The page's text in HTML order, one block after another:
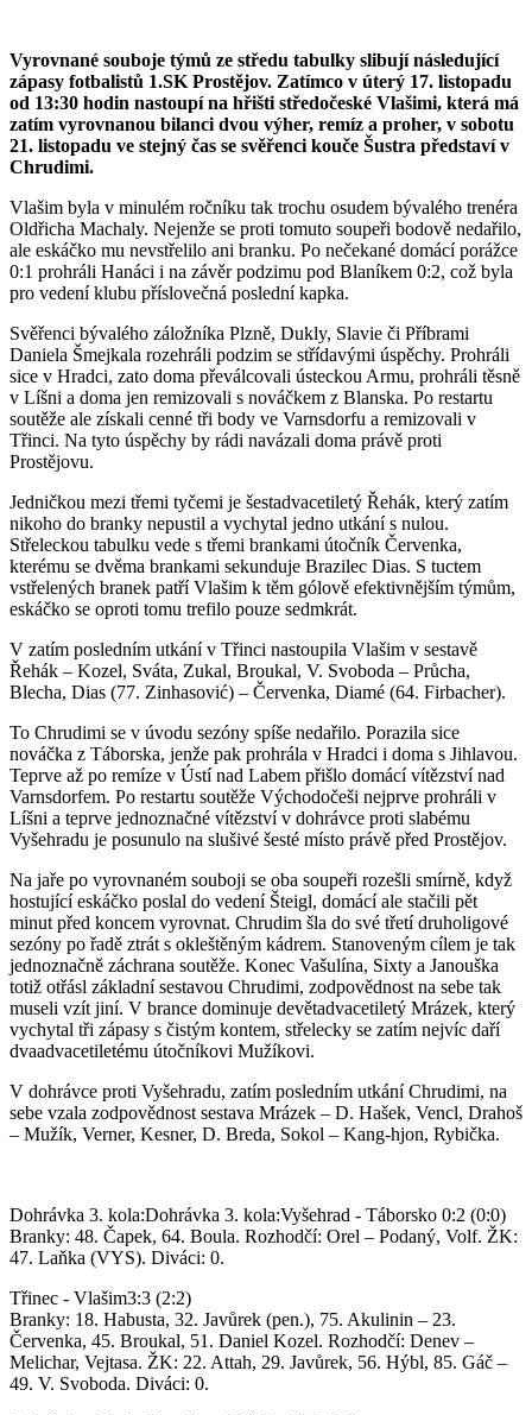
Vyrovnané souboje týmů ze středu tabulky slibují následující
zápasy fotbalistů 1.SK Prostějov. Zatímco v úterý 17. listopadu
od 13:30 hodin nastoupí na hřišti středočeské Vlašimi, která má
zatím vyrovnanou bilanci dvou výher, remíz a proher, v sobotu
21. listopadu ve stejný čas se svěřenci kouče Šustra představí v
Chrudimi.
Vlašim byla v minulém ročníku tak trochu osudem bývalého trenéra
Oldřicha Machaly. Nejenže se proti tomuto soupeři bodově nedařilo,
ale eskáčko mu nevstřelilo ani branku. Po nečekané domácí porážce
0:1 prohráli Hanáci i na závěr podzimu pod Blaníkem 0:2, což byla
pro vedení klubu příslovečná poslední kapka.
Svěřenci bývalého záložníka Plzně, Dukly, Slavie či Příbrami
Daniela Šmejkala rozehráli podzim se střídavými úspěchy. Prohráli
sice v Hradci, zato doma převálcovali ústeckou Armu, prohráli těsně
v Líšni a doma jen remizovali s nováčkem z Blanska. Po restartu
soutěže ale získali cenné tři body ve Varnsdorfu a remizovali v
Třinci. Na tyto úspěchy by rádi navázali doma právě proti
Prostějovu.
Jedničkou mezi třemi tyčemi je šestadvacetiletý Řehák, který zatím
nikoho do branky nepustil a vychytal jedno utkání s nulou.
Střeleckou tabulku vede s třemi brankami útočník Červenka,
kterému se dvěma brankami sekunduje Brazilec Dias. S tuctem
vstřelených branek patří Vlašim k těm gólově efektivnějším týmům,
eskáčko se oproti tomu trefilo pouze sedmkrát.
V zatím posledním utkání v Třinci nastoupila Vlašim v sestavě
Řehák – Kozel, Sváta, Zukal, Broukal, V. Svoboda – Průcha,
Blecha, Dias (77. Zinhasović) – Červenka, Diamé (64. Firbacher).
To Chrudimi se v úvodu sezóny spíše nedařilo. Porazila sice
nováčka z Táborska, jenže pak prohrála v Hradci i doma s Jihlavou.
Teprve až po remíze v Ústí nad Labem přišlo domácí vítězství nad
Varnsdorfem. Po restartu soutěže Východočeši nejprve prohráli v
Líšni a teprve jednoznačné vítězství v dohrávce proti slabému
Vyšehradu je posunulo na slušivé šesté místo právě před Prostějov.
Na jaře po vyrovnaném souboji se oba soupeři rozešli smírně, když
hostující eskáčko poslal do vedení Šteigl, domácí ale stačili pět
minut před koncem vyrovnat. Chrudim šla do své třetí druholigové
sezóny po řadě ztrát s okleštěným kádrem. Stanoveným cílem je tak
jednoznačně záchrana soutěže. Konec Vašulína, Sixty a Janouška
totiž otřásl základní sestavou Chrudimi, zodpovědnost na sebe tak
museli vzít jiní. V brance dominuje devětadvacetiletý Mrázek, který
vychytal tři zápasy s čistým kontem, střelecky se zatím nejvíc daří
dvaadvacetiletému útočníkovi Mužíkovi.
V dohrávce proti Vyšehradu, zatím posledním utkání Chrudimi, na
sebe vzala zodpovědnost sestava Mrázek – D. Hašek, Vencl, Drahoš
– Mužík, Verner, Kesner, D. Breda, Sokol – Kang-hjon, Rybička.
Dohrávka 3. kola:Dohrávka 3. kola:Vyšehrad - Táborsko 0:2 (0:0)
Branky: 48. Čapek, 64. Boula. Rozhodčí: Orel – Podaný, Volf. ŽK:
47. Laňka (VYS). Diváci: 0.
Třinec - Vlašim3:3 (2:2)
Branky: 18. Habusta, 32. Javůrek (pen.), 75. Akulinin – 23.
Červenka, 45. Broukal, 51. Daniel Kozel. Rozhodčí: Denev –
Melichar, Vejtasa. ŽK: 22. Attah, 29. Javůrek, 56. Hýbl, 85. Gáč –
49. V. Svoboda. Diváci: 0.